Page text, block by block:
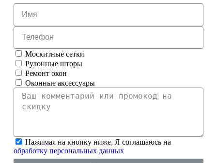
Москитные сетки
Рулонные шторы
Ремонт окон
Оконные аксессуары
Нажимая на кнопку ниже, Я соглашаюсь на
обработку персональных данных